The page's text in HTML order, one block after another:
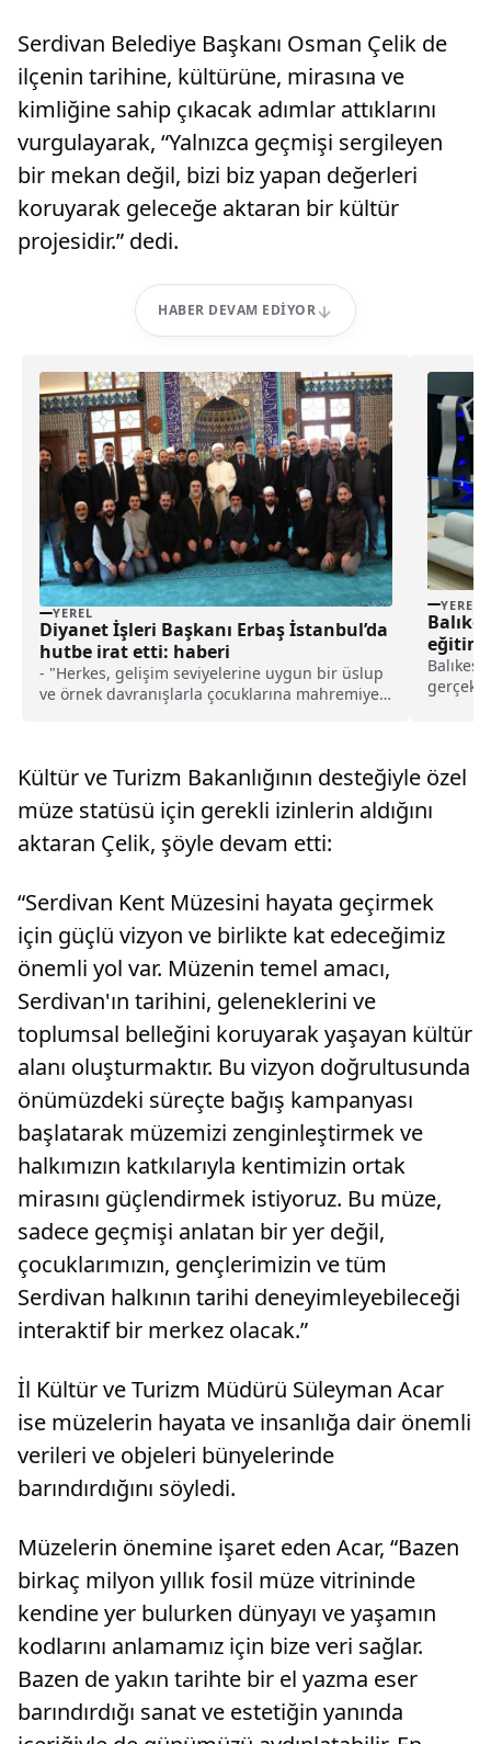
Serdivan Belediye Başkanı Osman Çelik de
ilçenin tarihine, kültürüne, mirasına ve
kimliğine sahip çıkacak adımlar attıklarını
vurgulayarak, “Yalnızca geçmişi sergileyen
bir mekan değil, bizi biz yapan değerleri
koruyarak geleceğe aktaran bir kültür
projesidir.” dedi.
HABER DEVAM EDIYOR
YEREL
Diyanet İşleri Başkanı Erbaş İstanbul’da
hutbe irat etti: haberi
- "Herkes, gelişim seviyelerine uygun bir üslup
ve örnek davranışlarla çocuklarına mahremiyet
paylaşımlar yapmaktan sakınmalıdır''- "Herkes,
insanların özel hayatlarını araştırmaktan,
onlarla ilgili yorum yapmaktan kaçınmalıdır.
Dijital mecralarda mahremiyeti dikkate
almadan geçirdiği vakitlerin, dünyasına ve
YEREL
eğitim
Kültür ve Turizm Bakanlığının desteğiyle özel
müze statüsü için gerekli izinlerin aldığını
aktaran Çelik, şöyle devam etti:
“Serdivan Kent Müzesini hayata geçirmek
için güçlü vizyon ve birlikte kat edeceğimiz
önemli yol var. Müzenin temel amacı,
Serdivan'ın tarihini, geleneklerini ve
toplumsal belleğini koruyarak yaşayan kültür
alanı oluşturmaktır. Bu vizyon doğrultusunda
önümüzdeki süreçte bağış kampanyası
başlatarak müzemizi zenginleştirmek ve
halkımızın katkılarıyla kentimizin ortak
mirasını güçlendirmek istiyoruz. Bu müze,
sadece geçmişi anlatan bir yer değil,
çocuklarımızın, gençlerimizin ve tüm
Serdivan halkının tarihi deneyimleyebileceği
interaktif bir merkez olacak.”
İl Kültür ve Turizm Müdürü Süleyman Acar
ise müzelerin hayata ve insanlığa dair önemli
verileri ve objeleri bünyelerinde
barındırdığını söyledi.
Müzelerin önemine işaret eden Acar, “Bazen
birkaç milyon yıllık fosil müze vitrininde
kendine yer bulurken dünyayı ve yaşamın
kodlarını anlamamız için bize veri sağlar.
Bazen de yakın tarihte bir el yazma eser
barındırdığı sanat ve estetiğin yanında